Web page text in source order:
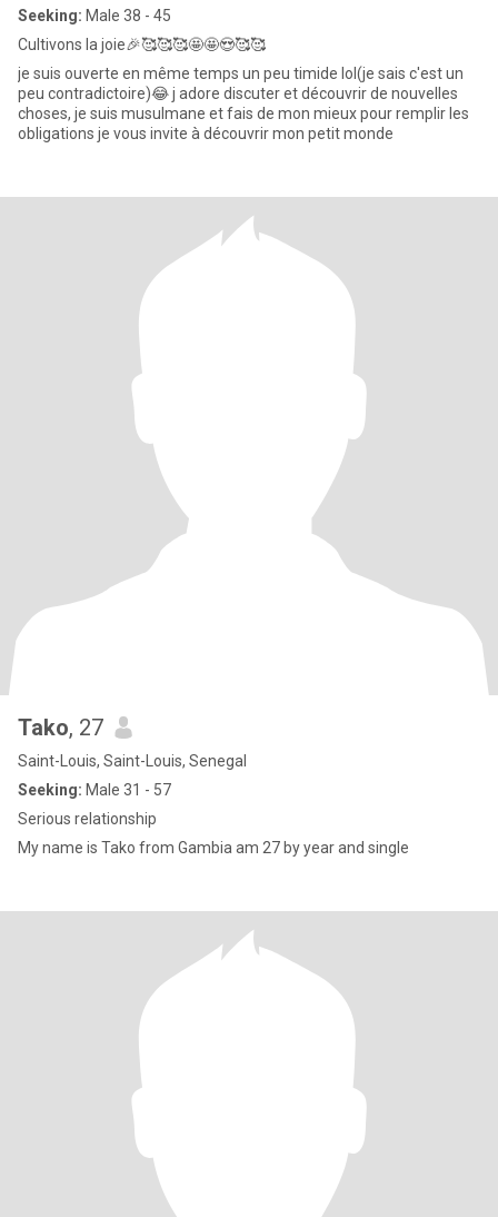
Seeking: Male 38 - 45
Cultivons la joie🎉🥰🥰🥰🤩🤩😍🥰🥰
je suis ouverte en même temps un peu timide lol(je sais c'est un
peu contradictoire)😂 j adore discuter et découvrir de nouvelles
choses, je suis musulmane et fais de mon mieux pour remplir les
obligations je vous invite à découvrir mon petit monde
Tako, 27
Saint-Louis, Saint-Louis, Senegal
Seeking: Male 31 - 57
Serious relationship
My name is Tako from Gambia am 27 by year and single